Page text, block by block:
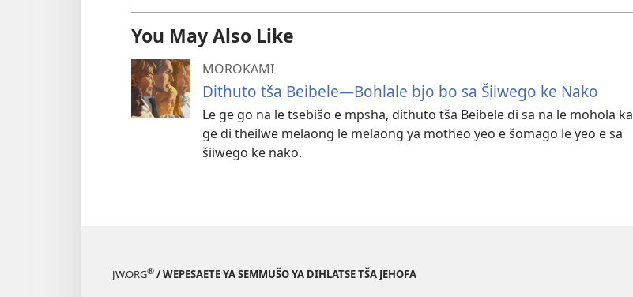
You May Also Like
MOROKAMI
Dithuto tša Beibele—Bohlale bjo bo sa Šiiwego ke Nako
Le ge go na le tsebišo e mpsha, dithuto tša Beibele di sa na le mohola ka
ge di theilwe melaong le melaong ya motheo yeo e šomago le yeo e sa
šiiwego ke nako.
JW.ORG® / WEPESAETE YA SEMMUŠO YA DIHLATSE TŠA JEHOFA